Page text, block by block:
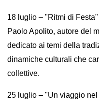
18 luglio – "Ritmi di Festa"
Paolo Apolito, autore del
dedicato ai temi della
dinamiche culturali che
collettive.
25 luglio – "Un viaggio nel